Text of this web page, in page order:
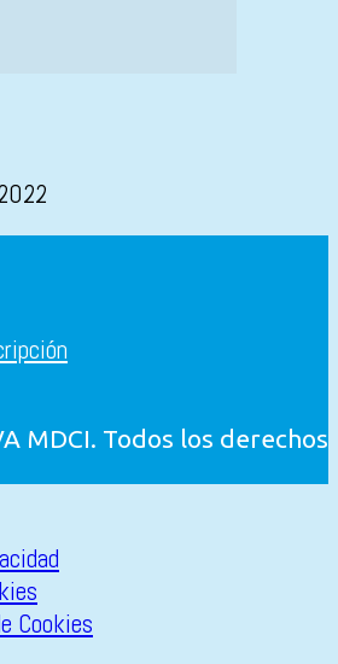
MDCI. Todos los derechos
Cookies